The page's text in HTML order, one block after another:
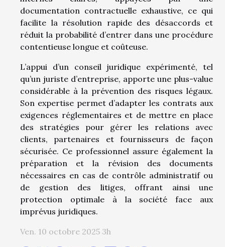
documentation contractuelle exhaustive, ce qui
facilite la résolution rapide des désaccords et
réduit la probabilité d’entrer dans une procédure
contentieuse longue et coûteuse.
L’appui d’un conseil juridique expérimenté, tel
qu’un juriste d’entreprise, apporte une plus-value
considérable à la prévention des risques légaux.
Son expertise permet d’adapter les contrats aux
exigences réglementaires et de mettre en place
des stratégies pour gérer les relations avec
clients, partenaires et fournisseurs de façon
sécurisée. Ce professionnel assure également la
préparation et la révision des documents
nécessaires en cas de contrôle administratif ou
de gestion des litiges, offrant ainsi une
protection optimale à la société face aux
imprévus juridiques.
Ven. 10 octobre 2025 3h